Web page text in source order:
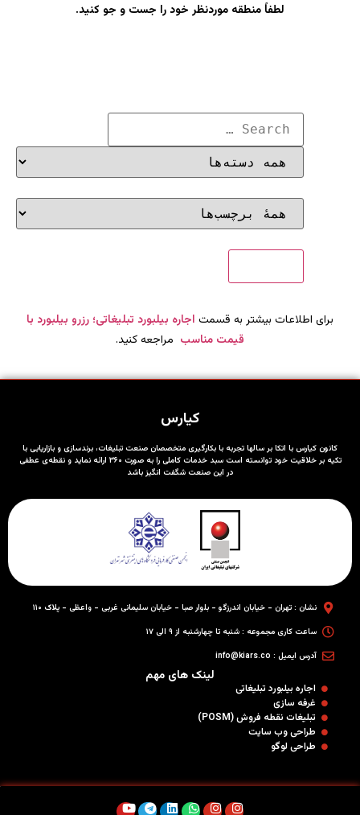
لطفاً منطقه موردنظر خود را جست و جو کنید.
برای اطلاعات بیشتر به قسمت اجاره بیلبورد تبلیغاتی؛ رزرو بیلبورد با
قیمت مناسب مراجعه کنید.
کیارس
کانون کیارس با اتکا بر سالها تجربه با بکارگیری متخصصان صنعت تبلیغات، برندسازی و بازاریابی با
تکیه بر خلاقیت خود توانسته است سبد خدمات کاملی را به صورت ۳۶۰ ارائه نماید و نقطه‌ی عطفی
در این صنعت شگفت انگیز باشد
نشان : تهران - خیابان اندرزگو - بلوار صبا - خیابان سلیمانی غربی - واعظی - پلاک ۱۱۰
ساعت کاری مجموعه : شنبه تا چهارشنبه از ۹ الی ۱۷
آدرس ایمیل : info@kiars.co
لینک های مهم
اجاره بیلبورد تبلیغاتی
غرفه سازی
تبلیغات نقطه فروش (POSM)
طراحی وب سایت
طراحی لوگو